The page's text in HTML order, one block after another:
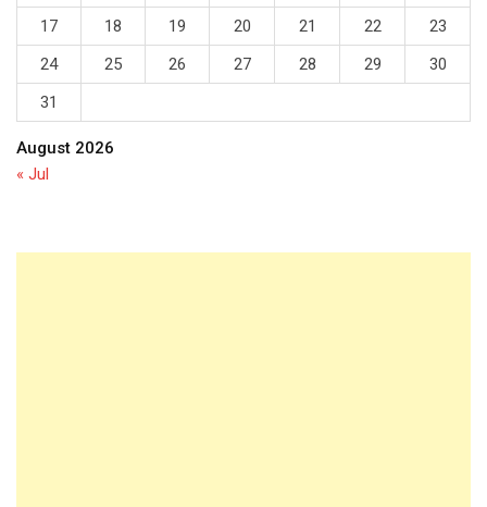
August 2026
17
18 19 20 21 22
23
24
25 26 27 28 29
30
31
« Jul